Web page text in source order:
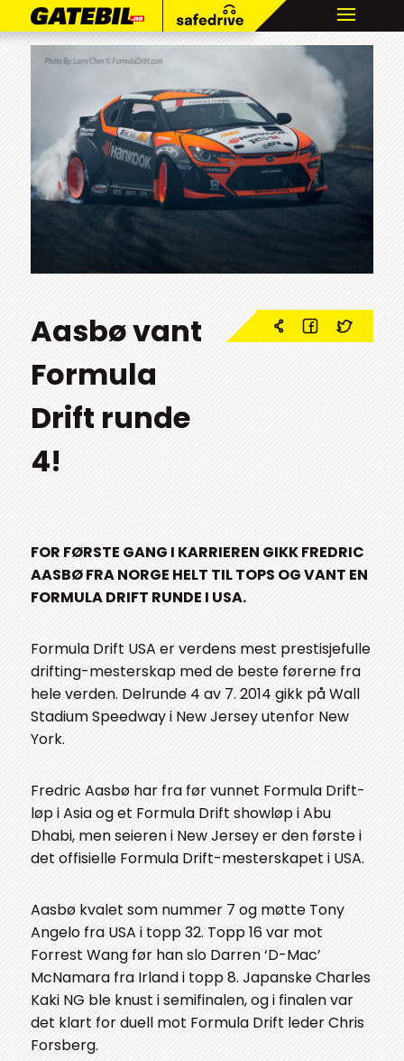
Aasbø vant
Formula
Drift runde
4!
FOR FØRSTE GANG I KARRIEREN GIKK FREDRIC
AASBØ FRA NORGE HELT TIL TOPS OG VANT EN
FORMULA DRIFT RUNDE I USA.
Formula Drift USA er verdens mest prestisjefulle
drifting-mesterskap med de beste førerne fra
hele verden. Delrunde 4 av 7. 2014 gikk på Wall
Stadium Speedway i New Jersey utenfor New
York.
Fredric Aasbø har fra før vunnet Formula Drift-
løp i Asia og et Formula Drift showløp i Abu
Dhabi, men seieren i New Jersey er den første i
det offisielle Formula Drift-mesterskapet i USA.
Aasbø kvalet som nummer 7 og møtte Tony
Angelo fra USA i topp 32. Topp 16 var mot
Forrest Wang før han slo Darren ‘D-Mac’
McNamara fra Irland i topp 8. Japanske Charles
Kaki NG ble knust i semifinalen, og i finalen var
det klart for duell mot Formula Drift leder Chris
Forsberg.